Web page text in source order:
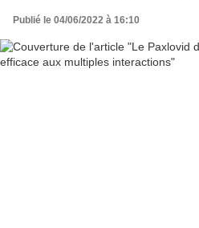
Publié le 04/06/2022 à 16:10